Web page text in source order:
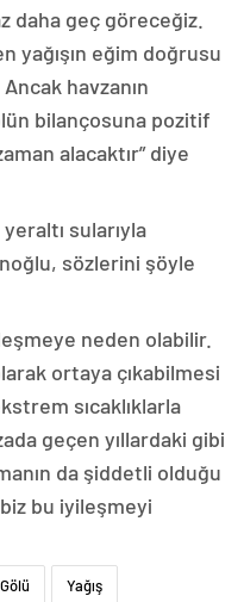
daha geç göreceğiz.
yağışın eğim doğrusu
havzanın
bilançosuna pozitif
alacaktır” diye
yeraltı sularıyla
sözlerini şöyle
neden olabilir.
ortaya çıkabilmesi
sıcaklıklarla
geçen yıllardaki gibi
da şiddetli olduğu
bu iyileşmeyi
Yağış